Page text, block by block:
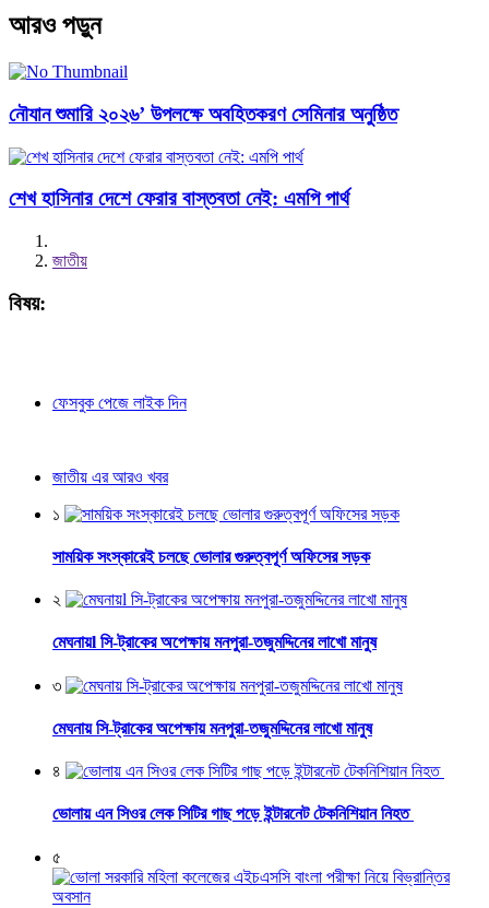
আরও পড়ুন
নৌযান শুমারি ২০২৬’ উপলক্ষে অবহিতকরণ সেমিনার অনুষ্ঠিত
শেখ হাসিনার দেশে ফেরার বাস্তবতা নেই: এমপি পার্থ
জাতীয়
বিষয়:
ফেসবুক পেজে লাইক দিন
জাতীয় এর আরও খবর
১
সাময়িক সংস্কারেই চলছে ভোলার গুরুত্বপূর্ণ অফিসের সড়ক
২
মেঘনায়l সি-ট্রাকের অপেক্ষায় মনপুরা-তজুমদ্দিনের লাখো মানুষ
৩
মেঘনায় সি-ট্রাকের অপেক্ষায় মনপুরা-তজুমদ্দিনের লাখো মানুষ
৪
ভোলায় এন সিওর লেক সিটির গাছ পড়ে ইন্টারনেট টেকনিশিয়ান নিহত
৫